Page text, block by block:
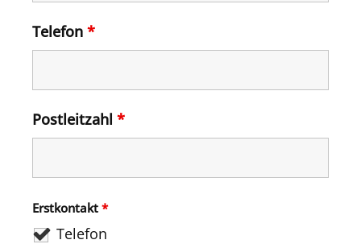
Telefon *
Postleitzahl *
Erstkontakt *
Telefon